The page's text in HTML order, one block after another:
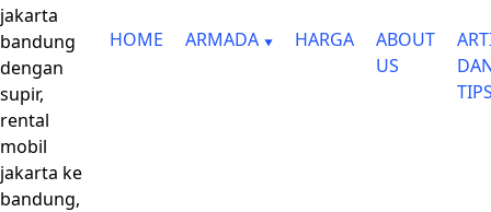
jakarta
bandung
dengan
supir,
rental
mobil
jakarta ke
bandung,
HOME ARMADA HARGA
ABOUT
US